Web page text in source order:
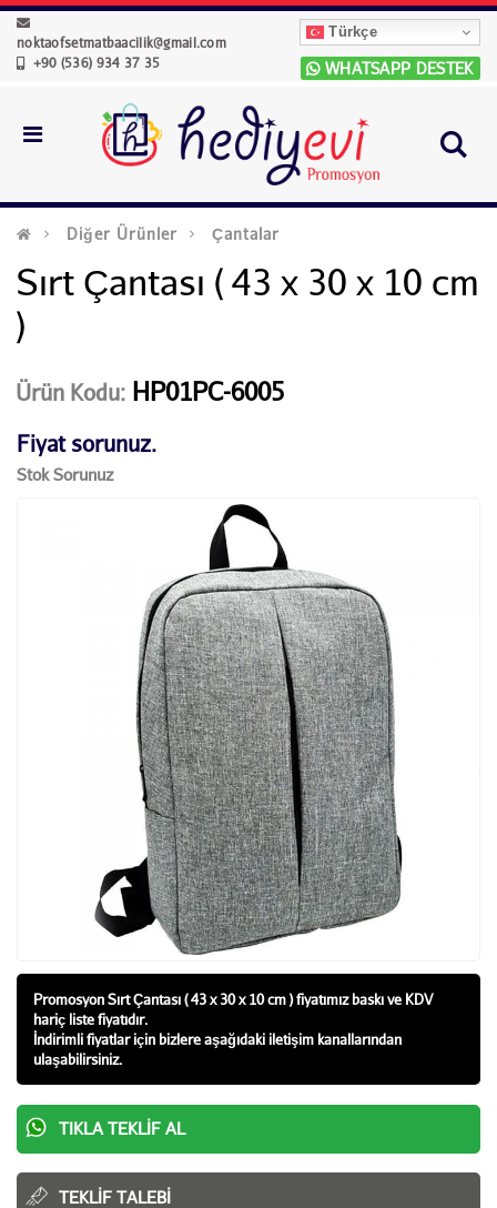
noktaofsetmatbaacilik@gmail.com
+90 (536) 934 37 35
Türkçe
WHATSAPP DESTEK
Diğer Ürünler Çantalar
Sırt Çantası ( 43 x 30 x 10 cm
)
Ürün Kodu: HP01PC-6005
Fiyat sorunuz.
Stok Sorunuz
Promosyon Sırt Çantası ( 43 x 30 x 10 cm ) fiyatımız baskı ve KDV
hariç liste fiyatıdır.
İndirimli fiyatlar için bizlere aşağıdaki iletişim kanallarından
ulaşabilirsiniz.
TIKLA TEKLIF AL
TEKLIF TALEBI